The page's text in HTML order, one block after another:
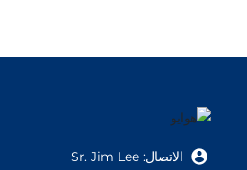
الاتصال: Sr. Jim Lee